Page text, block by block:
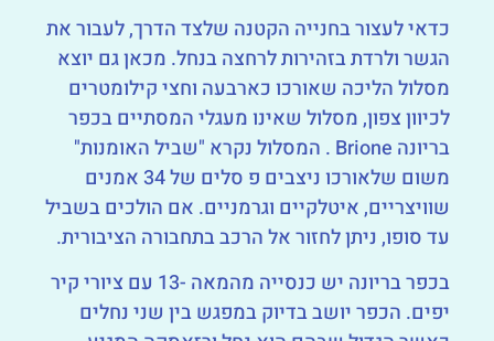
כדאי לעצור בחנייה הקטנה שלצד הדרך, לעבור את
הגשר ולרדת בזהירות לרחצה בנחל. מכאן גם יוצא
מסלול הליכה שאורכו כארבעה וחצי קילומטרים
לכיוון צפון, מסלול שאינו מעגלי המסתיים בכפר
בריונה Brione . המסלול נקרא "שביל האומנות"
משום שלאורכו ניצבים פ סלים של 34 אמנים
שוויצריים, איטלקיים וגרמניים. אם הולכים בשביל
עד סופו, ניתן לחזור אל הרכב בתחבורה הציבורית.
בכפר בריונה יש כנסייה מהמאה -13 עם ציורי קיר
יפים. הכפר יושב בדיוק במפגש בין שני נחלים